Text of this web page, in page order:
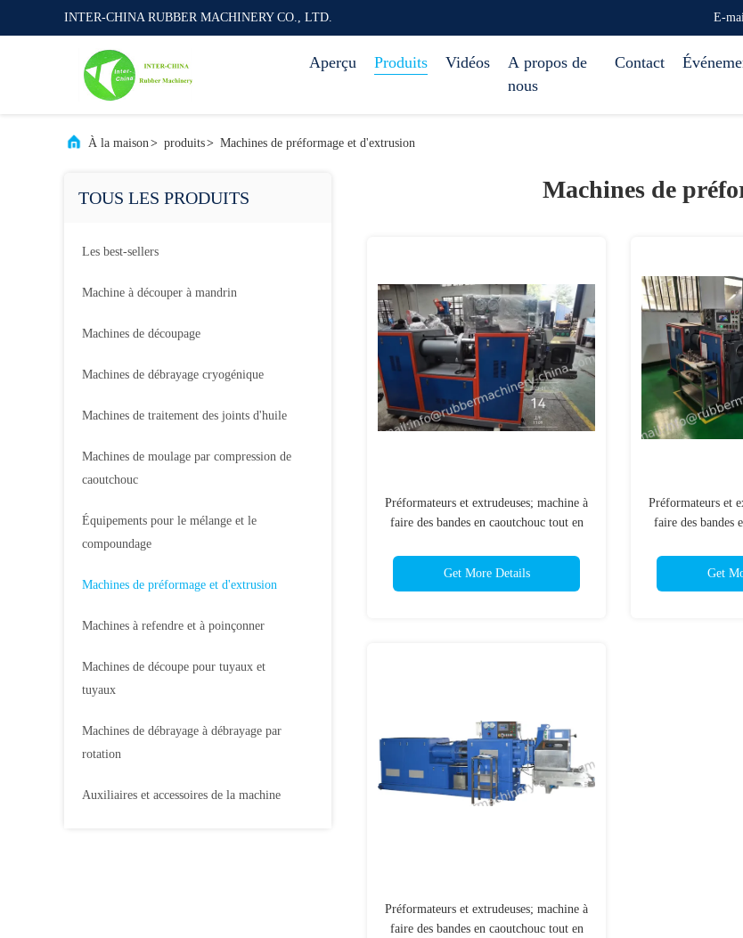
INTER-CHINA RUBBER MACHINERY CO., LTD. E-
Aperçu Produits Vidéos
A propos de
nous
Contact
À la maison> produits> Machines de préformage et d'extrusion
TOUS LES PRODUITS
Les best-sellers
Machine à découper à mandrin
Machines de découpage
Machines de débrayage cryogénique
Machines de traitement des joints d'huile
Machines de moulage par compression de
caoutchouc
Équipements pour le mélange et le
compoundage
Machines de préformage et d'extrusion
Machines à refendre et à poinçonner
Machines de découpe pour tuyaux et
tuyaux
Machines de débrayage à débrayage par
rotation
Auxiliaires et accessoires de la machine
Machines de
Préformateurs et extrudeuses; machine à
faire des bandes en caoutchouc tout en
précision;
Get More Details
Préformateurs et
faire des bandes
Get
Préformateurs et extrudeuses; machine à
faire des bandes en caoutchouc tout en